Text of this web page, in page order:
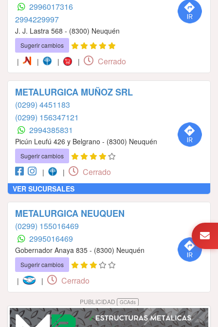
2996017316
2994229997
J. J. Lastra 568 - (8300) Neuquén
Sugerir cambios
| | | | Cerrado
METALURGICA MUÑOZ SRL
(0299) 4451183
(0299) 156347121
2994385831
Picún Leufú 426 y Belgrano - (8300) Neuquén
Sugerir cambios
| | Cerrado
VER SUCURSALES
METALURGICA NEUQUEN
(0299) 155016469
2995016469
Gobernador Anaya 835 - (8300) Neuquén
Sugerir cambios
| | Cerrado
PUBLICIDAD GCAds